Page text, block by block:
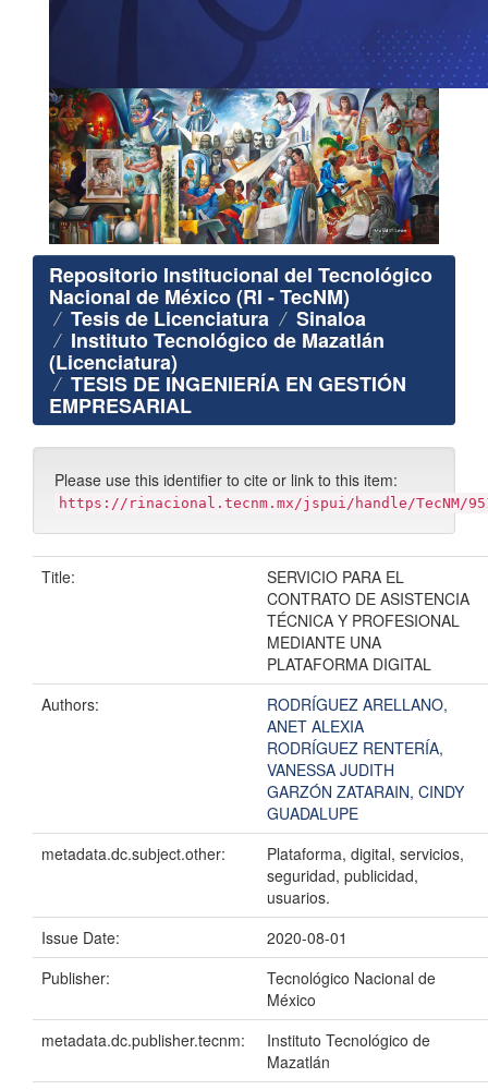
Repositorio Institucional del Tecnológico
Nacional de México (RI - TecNM)
Tesis de Licenciatura Sinaloa
Instituto Tecnológico de Mazatlán
(Licenciatura)
TESIS DE INGENIERÍA EN GESTIÓN
EMPRESARIAL
Please use this identifier to cite or link to this item:
https://rinacional.tecnm.mx/jspui/handle/TecNM/
Title:
SERVICIO PARA EL
CONTRATO DE ASISTENCIA
TÉCNICA Y PROFESIONAL
MEDIANTE UNA
PLATAFORMA DIGITAL
Authors:
RODRÍGUEZ ARELLANO,
ANET ALEXIA
RODRÍGUEZ RENTERÍA,
VANESSA JUDITH
GARZÓN ZATARAIN, CINDY
GUADALUPE
metadata.dc.subject.other:
Plataforma, digital, servicios,
seguridad, publicidad,
usuarios.
Issue Date:
2020-08-01
Publisher:
Tecnológico Nacional de
México
metadata.dc.publisher.tecnm:
Instituto Tecnológico de
Mazatlán